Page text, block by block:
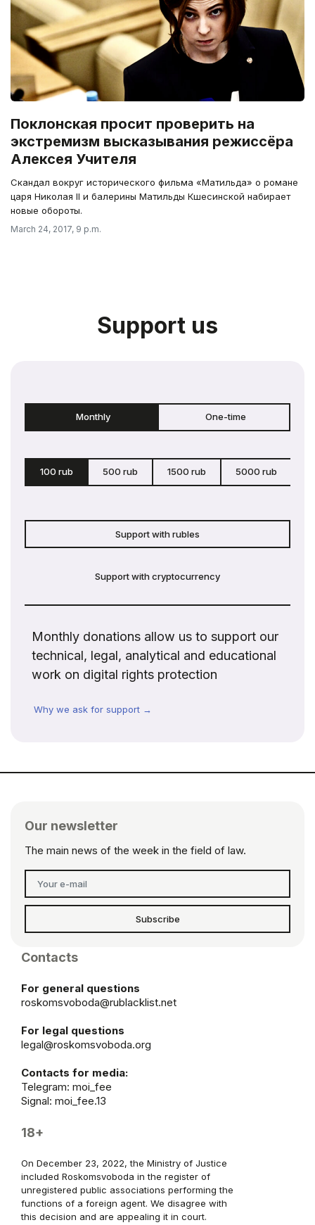
Поклонская просит проверить на
экстремизм высказывания режиссёра
Алексея Учителя
Скандал вокруг исторического фильма «Матильда» о романе
царя Николая II и балерины Матильды Кшесинской набирает
новые обороты.
March 24, 2017, 9 p.m.
Support us
Monthly One-time
100 rub 500 rub 1500 rub 5000 rub
Support with rubles
Support with cryptocurrency
Monthly donations allow us to support our
technical, legal, analytical and educational
work on digital rights protection
Why we ask for support →
Our newsletter
The main news of the week in the field of law.
Subscribe
Contacts
For general questions
roskomsvoboda@rublacklist.net
For legal questions
legal@roskomsvoboda.org
Contacts for media:
Telegram: moi_fee
Signal: moi_fee.13
18+
On December 23, 2022, the Ministry of Justice
included Roskomsvoboda in the register of
unregistered public associations performing the
functions of a foreign agent. We disagree with
this decision and are appealing it in court.